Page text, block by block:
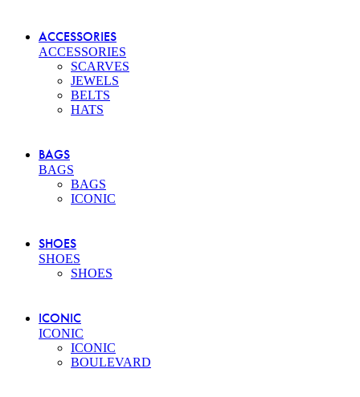
ACCESSORIES
ACCESSORIES
SCARVES
JEWELS
BELTS
HATS
BAGS
BAGS
BAGS
ICONIC
SHOES
SHOES
SHOES
ICONIC
ICONIC
ICONIC
BOULEVARD